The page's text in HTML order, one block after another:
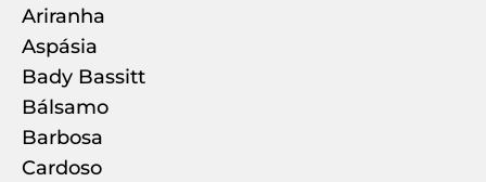
Ariranha
Aspásia
Bady Bassitt
Bálsamo
Barbosa
Cardoso